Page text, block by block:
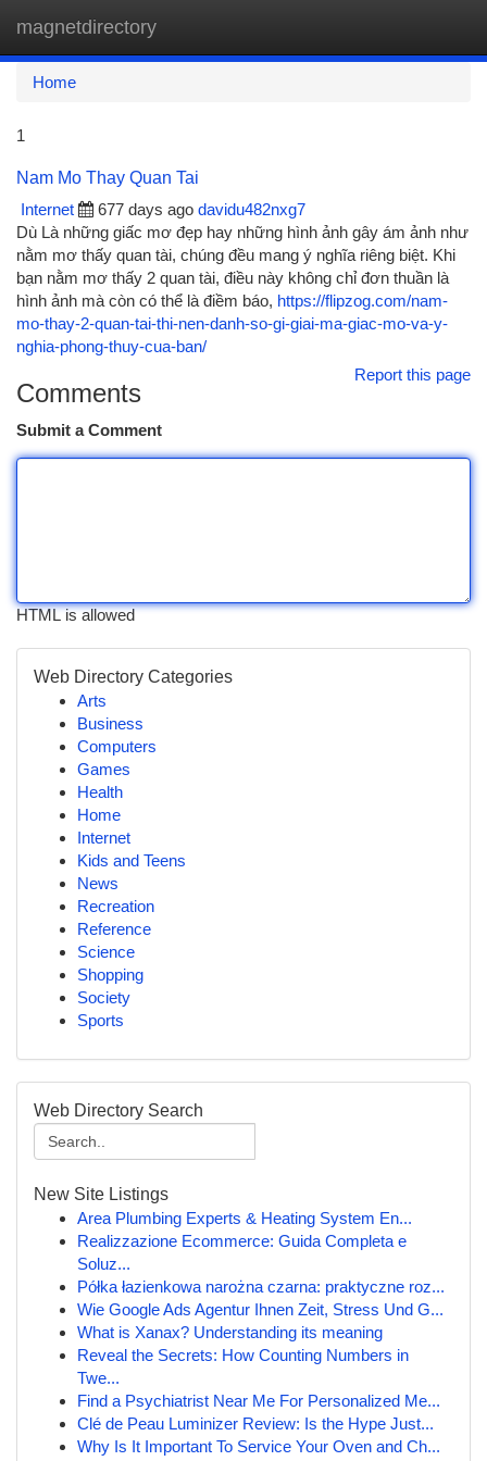
magnetdirectory
Home
1
Nam Mo Thay Quan Tai
Internet
677 days ago davidu482nxg7
Dù Là những giấc mơ đẹp hay những hình ảnh gây ám ảnh như
nằm mơ thấy quan tài, chúng đều mang ý nghĩa riêng biệt. Khi
bạn nằm mơ thấy 2 quan tài, điều này không chỉ đơn thuần là
hình ảnh mà còn có thể là điềm báo, https://flipzog.com/nam-
mo-thay-2-quan-tai-thi-nen-danh-so-gi-giai-ma-giac-mo-va-y-
nghia-phong-thuy-cua-ban/
Report this page
Comments
Submit a Comment
HTML is allowed
Web Directory Categories
Arts
Business
Computers
Games
Health
Home
Internet
Kids and Teens
News
Recreation
Reference
Science
Shopping
Society
Sports
Web Directory Search
New Site Listings
Area Plumbing Experts & Heating System En...
Realizzazione Ecommerce: Guida Completa e
Soluz...
Półka łazienkowa narożna czarna: praktyczne roz...
Wie Google Ads Agentur Ihnen Zeit, Stress Und G...
What is Xanax? Understanding its meaning
Reveal the Secrets: How Counting Numbers in
Twe...
Find a Psychiatrist Near Me For Personalized Me...
Clé de Peau Luminizer Review: Is the Hype Just...
Why Is It Important To Service Your Oven and Ch...